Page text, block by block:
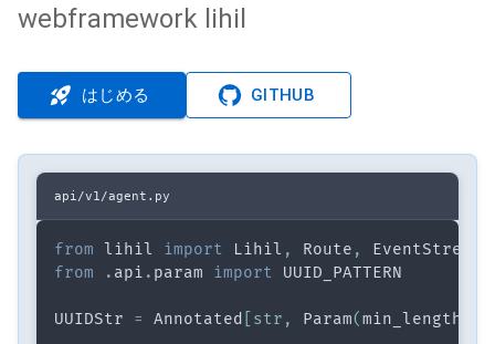
webframework lihil
はじめる GITHUB
api/v1/agent.py
from lihil import Lihil , Route , EventStream
from
. api . param import UUID_PATTERN
UUIDStr = Annotated str , Param(min_length